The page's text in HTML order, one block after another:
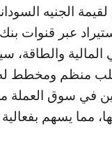
الجنيه
عبر قنوات
المالية والطاقة،
منظم ومخطط
في سوق العملة
مما يسهم